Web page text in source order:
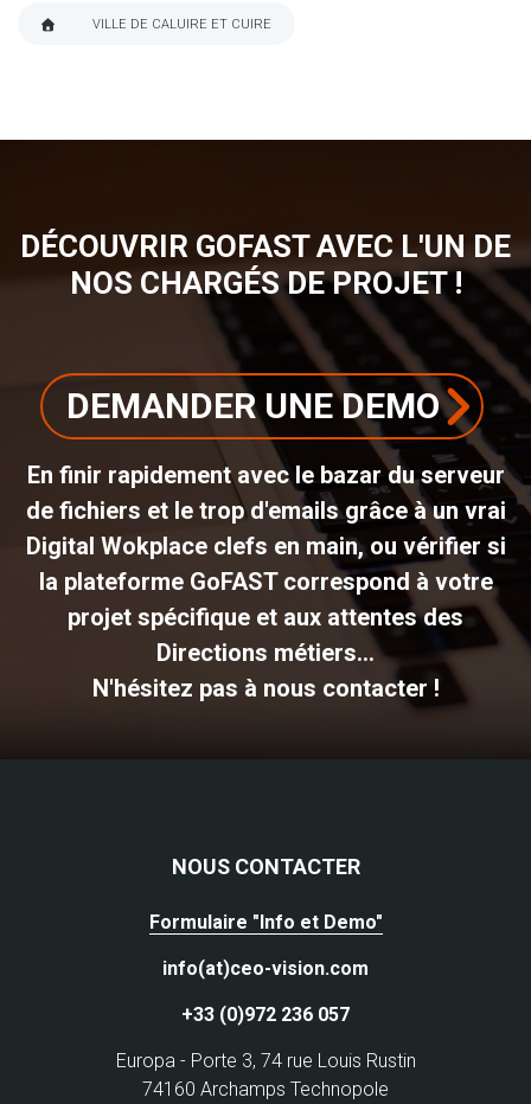
VILLE DE CALUIRE ET CUIRE
DÉCOUVRIR GOFAST AVEC L'UN DE
NOS CHARGÉS DE PROJET !
DEMANDER UNE DEMO
En finir rapidement avec le bazar du serveur
de fichiers et le trop d'emails grâce à un vrai
Digital Wokplace clefs en main, ou vérifier si
la plateforme GoFAST correspond à votre
projet spécifique et aux attentes des
Directions métiers...
N'hésitez pas à nous contacter !
NOUS CONTACTER
Formulaire "Info et Demo"
info(at)ceo-vision.com
+33 (0)972 236 057
Europa - Porte 3, 74 rue Louis Rustin
74160 Archamps Technopole